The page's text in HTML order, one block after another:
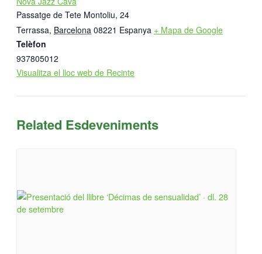
Passatge de Tete Montoliu, 24
Terrassa, Barcelona 08221 Espanya + Mapa de Google
Telèfon
937805012
Visualitza el lloc web de Recinte
Related Esdeveniments